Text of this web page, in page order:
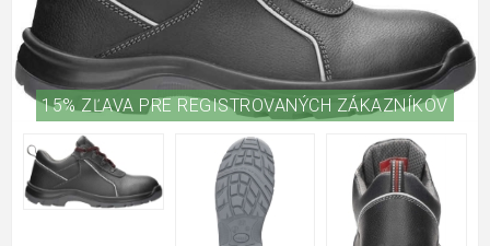
15% ZĽAVA PRE REGISTROVANÝCH ZÁKAZNÍKOV